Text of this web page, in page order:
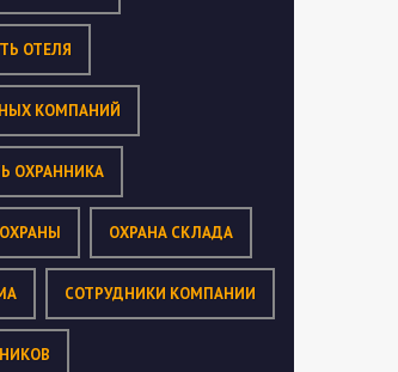
ОТЕЛЯ
КОМПАНИЙ
ОХРАННИКА
ОХРАНА СКЛАДА
СОТРУДНИКИ КОМПАНИИ